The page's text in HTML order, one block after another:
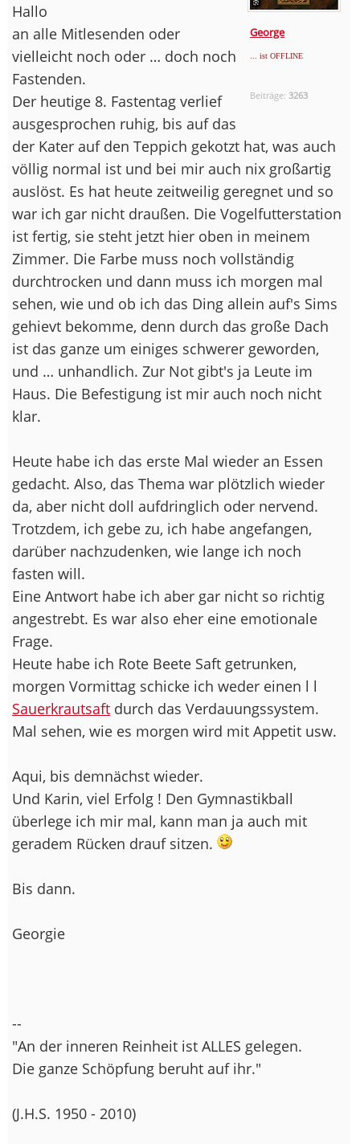
George
... ist OFFLINE
Beiträge:3263
Hallo
an alle Mitlesenden oder
vielleicht noch oder … doch noch
Fastenden.
Der heutige 8. Fastentag verlief
ausgesprochen ruhig, bis auf das
der Kater auf den Teppich gekotzt hat, was auch
völlig normal ist und bei mir auch nix großartig
auslöst. Es hat heute zeitweilig geregnet und so
war ich gar nicht draußen. Die Vogelfutterstation
ist fertig, sie steht jetzt hier oben in meinem
Zimmer. Die Farbe muss noch vollständig
durchtrocken und dann muss ich morgen mal
sehen, wie und ob ich das Ding allein auf's Sims
gehievt bekomme, denn durch das große Dach
ist das ganze um einiges schwerer geworden,
und … unhandlich. Zur Not gibt's ja Leute im
Haus. Die Befestigung ist mir auch noch nicht
klar.
Heute habe ich das erste Mal wieder an Essen
gedacht. Also, das Thema war plötzlich wieder
da, aber nicht doll aufdringlich oder nervend.
Trotzdem, ich gebe zu, ich habe angefangen,
darüber nachzudenken, wie lange ich noch
fasten will.
Eine Antwort habe ich aber gar nicht so richtig
angestrebt. Es war also eher eine emotionale
Frage.
Heute habe ich Rote Beete Saft getrunken,
morgen Vormittag schicke ich weder einen l l
Sauerkrautsaft durch das Verdauungssystem.
Mal sehen, wie es morgen wird mit Appetit usw.
Aqui, bis demnächst wieder.
Und Karin, viel Erfolg ! Den Gymnastikball
überlege ich mir mal, kann man ja auch mit
geradem Rücken drauf sitzen.
Bis dann.
Georgie
--
"An der inneren Reinheit ist ALLES gelegen.
Die ganze Schöpfung beruht auf ihr."
(J.H.S. 1950 - 2010)